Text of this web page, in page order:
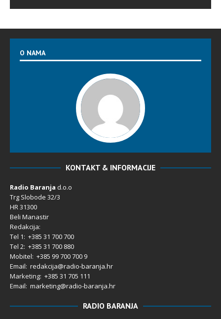
O NAMA
KONTAKT & INFORMACIJE
Radio Baranja d.o.o
Trg Slobode 32/3
HR 31300
Beli Manastir
Redakcija:
Tel 1: +385 31 700 700
Tel 2: +385 31 700 880
Mobitel: +385 99 700 700 9
Email: redakcija@radio-baranja.hr
Marketing: +385 31 705 111
Email: marketing@radio-baranja.hr
RADIO BARANJA